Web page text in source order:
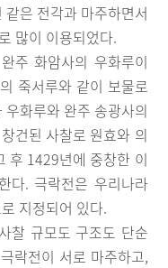
은 전각과 마주하면서
많이 이용되었다.
주 화암사의 우화루이
죽서루와 같이 보물로
화루와 완주 송광사의
건된 사찰로 원효와 의
후 1429년에 중창한 이
다. 극락전은 우리나라
지정되어 있다.
찰 규모도 구조도 단순
락전이 서로 마주하고,